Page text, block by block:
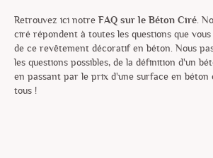
Formation Béton Ciré
Demande de Devis
Retrouvez ici notre FAQ sur le Béton Ciré.
ciré répondent à toutes les questions que
de ce revêtement décoratif en béton. Nous
les questions possibles, de la définition d'un
en passant par le prix d'une surface en béton
tous !